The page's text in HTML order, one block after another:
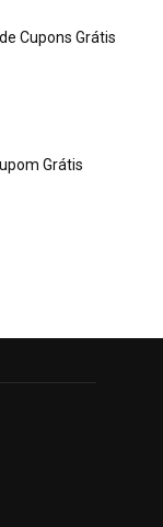
Cupons Grátis
Grátis